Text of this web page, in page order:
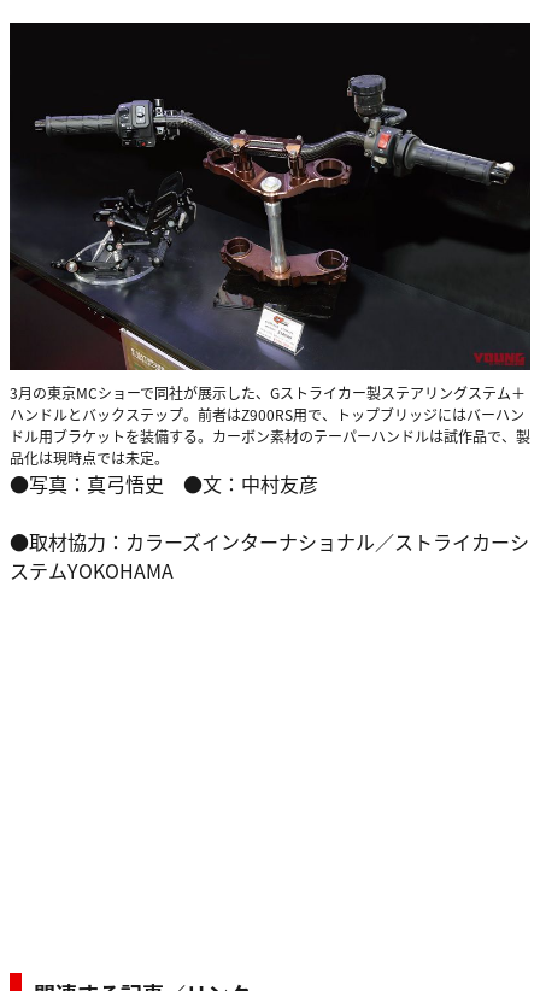
3月の東京MCショーで同社が展示した、Gストライカー製ステアリングステム＋
ハンドルとバックステップ。前者はZ900RS用で、トップブリッジにはバーハン
ドル用ブラケットを装備する。カーボン素材のテーパーハンドルは試作品で、製
品化は現時点では未定。
●写真：真弓悟史 ●文：中村友彦
●取材協力：カラーズインターナショナル／ストライカーシ
ステムYOKOHAMA